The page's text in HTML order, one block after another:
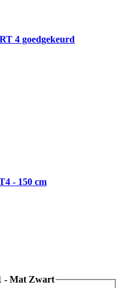
4 goedgekeurd
- 150 cm
- Mat Zwart